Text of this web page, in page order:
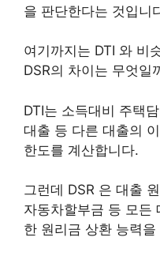
을 판단한다는 것입니
여기까지는 DTI 와 비
DSR의 차이는 무엇일
DTI는 소득대비 주택
대출 등 다른 대출의
한도를 계산합니다.
그런데 DSR 은 대출
자동차할부금 등 모든
한 원리금 상환 능력